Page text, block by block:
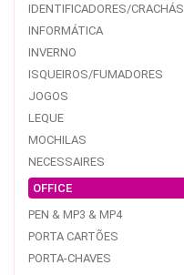
IDENTIFICADORES/CRACHÁS
INFORMÁTICA
INVERNO
ISQUEIROS/FUMADORES
JOGOS
LEQUE
MOCHILAS
NECESSAIRES
OFFICE
PEN & MP3 & MP4
PORTA CARTÕES
PORTA-CHAVES